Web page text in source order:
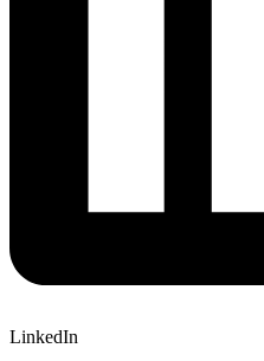
LinkedIn